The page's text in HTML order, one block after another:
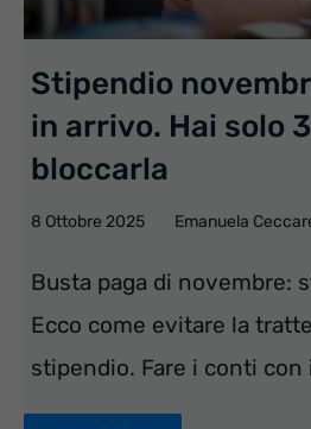
Stipendio
in arrivo. Hai solo
bloccarla
8 Ottobre 2025 Emanuela
Busta paga di novembre:
Ecco come evitare la
stipendio. Fare i conti con